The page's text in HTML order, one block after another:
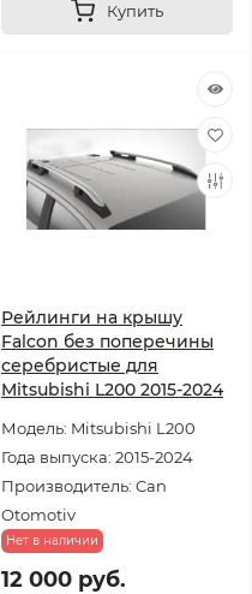
Купить
Рейлинги на крышу
Falcon без поперечины
серебристые для
Mitsubishi L200 2015-2024
Модель: Mitsubishi L200
Года выпуска: 2015-2024
Производитель: Can
Otomotiv
Нет в наличии
12 000 руб.